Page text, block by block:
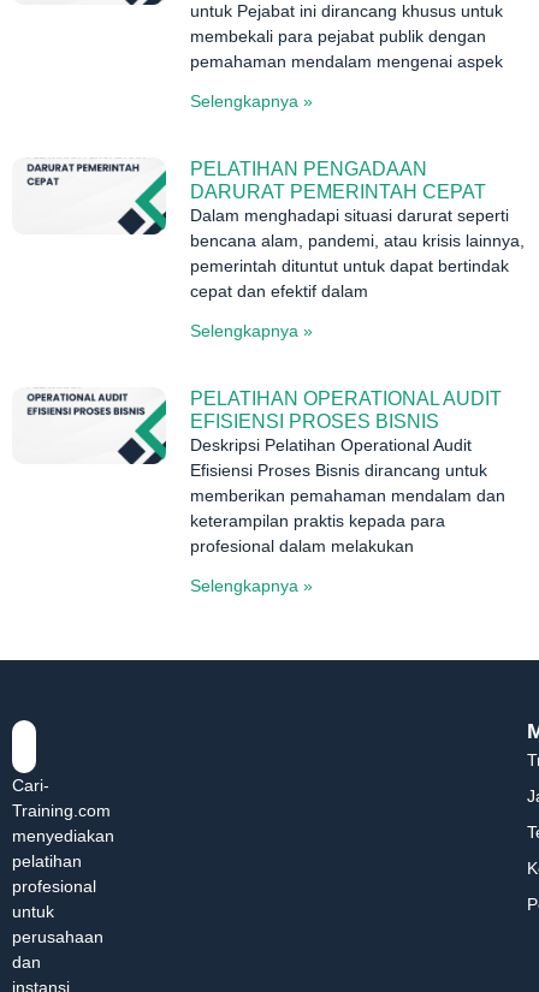
untuk Pejabat ini dirancang khusus untuk
membekali para pejabat publik dengan
pemahaman mendalam mengenai aspek
Selengkapnya »
PELATIHAN PENGADAAN
DARURAT PEMERINTAH CEPAT
Dalam menghadapi situasi darurat seperti
bencana alam, pandemi, atau krisis lainnya,
pemerintah dituntut untuk dapat bertindak
cepat dan efektif dalam
Selengkapnya »
PELATIHAN OPERATIONAL AUDIT
EFISIENSI PROSES BISNIS
Deskripsi Pelatihan Operational Audit
Efisiensi Proses Bisnis dirancang untuk
memberikan pemahaman mendalam dan
keterampilan praktis kepada para
profesional dalam melakukan
Selengkapnya »
Cari-
Training.com
menyediakan
pelatihan
profesional
untuk
perusahaan
dan
instansi.